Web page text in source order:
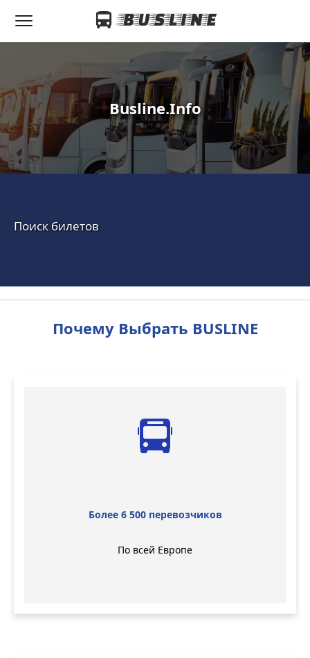
Busline.Info
Поиск билетов
Почему Выбрать BUSLINE
Более 6 500 перевозчиков
По всей Европе